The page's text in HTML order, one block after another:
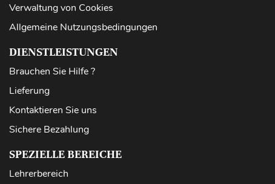
Verwaltung von Cookies
Allgemeine Nutzungsbedingungen
DIENSTLEISTUNGEN
Brauchen Sie Hilfe ?
Lieferung
Kontaktieren Sie uns
Sichere Bezahlung
SPEZIELLE BEREICHE
Lehrerbereich